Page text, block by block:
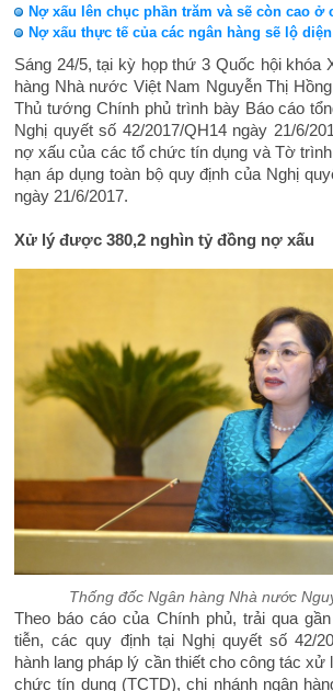
Nợ xấu lên chục phần trăm và sẽ còn cao ở
Nợ xấu thực tế của các ngân hàng sẽ lộ
Sáng 24/5, tại kỳ họp thứ 3 Quốc hội khóa
hàng Nhà nước Việt Nam Nguyễn Thị
Thủ tướng Chính phủ trình bày Báo cáo
Nghị quyết số 42/2017/QH14 ngày 21/6/
nợ xấu của các tổ chức tín dụng và Tờ
hạn áp dụng toàn bộ quy định của Nghị
ngày 21/6/2017.
Xử lý được 380,2 nghìn tỷ đồng nợ xấu
Thống đốc Ngân hàng Nhà nước
Theo báo cáo của Chính phủ, trải qua
tiễn, các quy định tại Nghị quyết số 42/
hành lang pháp lý cần thiết cho công tác
chức tín dụng (TCTD), chi nhánh ngân